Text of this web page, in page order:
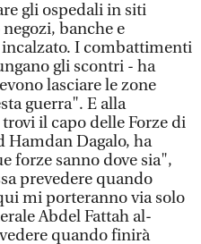
gli ospedali in siti
banche e
I combattimenti
gli scontri - ha
lasciare le zone
guerra". E alla
il capo delle Forze di
Dagalo, ha
forze sanno dove sia",
prevedere quando
mi porteranno via solo
Abdel Fattah al-
quando finirà